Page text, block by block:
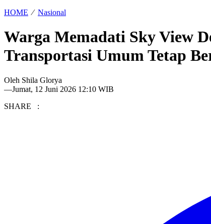
HOME ⁄ Nasional
Warga Memadati Sky View
Transportasi Umum Tetap
Oleh Shila Glorya
—Jumat, 12 Juni 2026 12:10 WIB
SHARE :